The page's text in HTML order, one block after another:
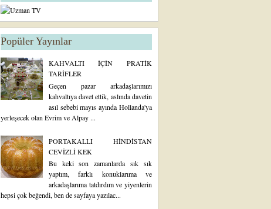
Popüler Yayınlar
KAHVALTI İÇİN PRATİK
TARİFLER
Geçen pazar arkadaşlarımızı
kahvaltıya davet ettik, aslında davetin
asıl sebebi mayıs ayında Hollanda'ya
yerleşecek olan Evrim ve Alpay ...
PORTAKALLI HİNDİSTAN
CEVİZLİ KEK
Bu keki son zamanlarda sık sık
yaptım, farklı konuklarıma ve
arkadaşlarıma tatdırdım ve yiyenlerin
hepsi çok beğendi, ben de sayfaya yazılac...